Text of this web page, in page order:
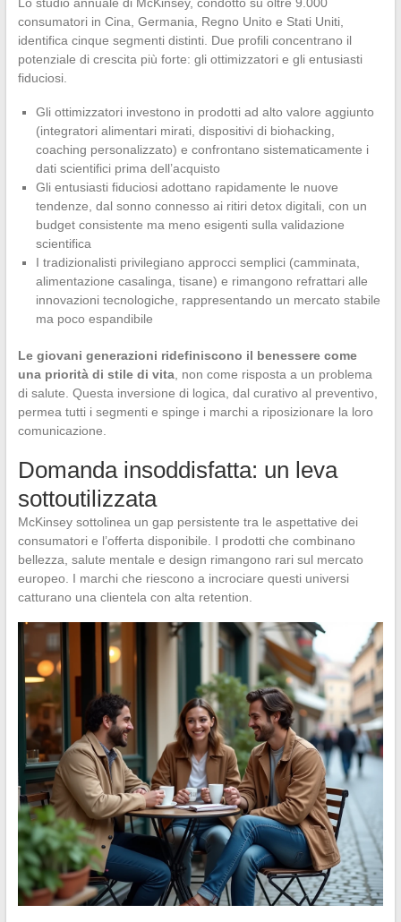
consumatori in Cina, Germania, Regno Unito e Stati Uniti,
identifica cinque segmenti distinti. Due profili concentrano il
potenziale di crescita più forte: gli ottimizzatori e gli entusiasti
fiduciosi.
Gli ottimizzatori investono in prodotti ad alto valore aggiunto
(integratori alimentari mirati, dispositivi di biohacking,
coaching personalizzato) e confrontano sistematicamente i
dati scientifici prima dell’acquisto
Gli entusiasti fiduciosi adottano rapidamente le nuove
tendenze, dal sonno connesso ai ritiri detox digitali, con un
budget consistente ma meno esigenti sulla validazione
scientifica
I tradizionalisti privilegiano approcci semplici (camminata,
alimentazione casalinga, tisane) e rimangono refrattari alle
innovazioni tecnologiche, rappresentando un mercato stabile
ma poco espandibile
Le giovani generazioni ridefiniscono il benessere come
una priorità di stile di vita, non come risposta a un problema
di salute. Questa inversione di logica, dal curativo al preventivo,
permea tutti i segmenti e spinge i marchi a riposizionare la loro
comunicazione.
Domanda insoddisfatta: un leva
sottoutilizzata
McKinsey sottolinea un gap persistente tra le aspettative dei
consumatori e l’offerta disponibile. I prodotti che combinano
bellezza, salute mentale e design rimangono rari sul mercato
europeo. I marchi che riescono a incrociare questi universi
catturano una clientela con alta retention.